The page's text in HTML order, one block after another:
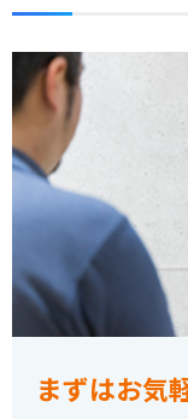
まずはお気